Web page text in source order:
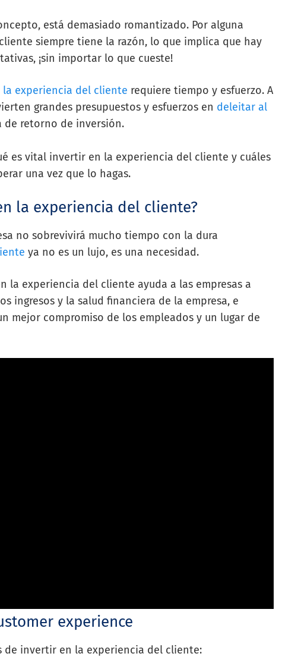
está demasiado romantizado. Por alguna
siempre tiene la razón, lo que implica que hay
¡sin importar lo que cueste!
la experiencia del cliente requiere tiempo y esfuerzo. A
grandes presupuestos y esfuerzos en deleitar al
de retorno de inversión.
es vital invertir en la experiencia del cliente y cuáles
una vez que lo hagas.
la experiencia del cliente?
no sobrevivirá mucho tiempo con la dura
ya no es un lujo, es una necesidad.
la experiencia del cliente ayuda a las empresas a
ingresos y la salud financiera de la empresa, e
mejor compromiso de los empleados y un lugar de
experience
de invertir en la experiencia del cliente: